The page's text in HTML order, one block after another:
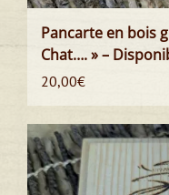
Pancarte en bois
Chat…. » –
20,00€